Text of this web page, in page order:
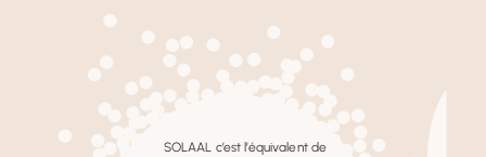
SOLAAL c’est l’équivalent de